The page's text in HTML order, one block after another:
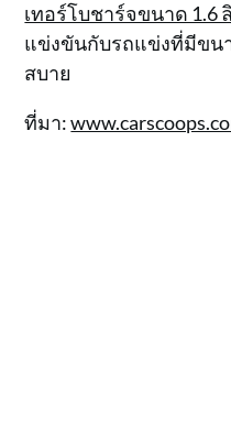
เทอร์โบชาร์จขนาด 1.6
แข่งขันกับรถแข่งที่มีขน
สบาย
ที่มา: